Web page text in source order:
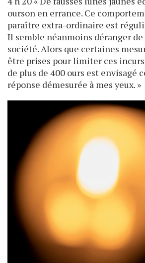
ourson en errance. Ce
paraître extra-ordinaire est
Il semble néanmoins déranger
société. Alors que certaines
être prises pour limiter ces
de plus de 400 ours est envisagé
réponse démesurée à mes yeux. »